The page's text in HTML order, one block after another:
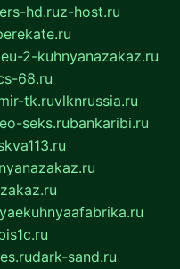
hd.ruz-host.ru
2-kuhnyanazakaz.ru
68.ru
tk.ruvlknrussia.ru
seks.rubankaribi.ru
dark-sand.ru